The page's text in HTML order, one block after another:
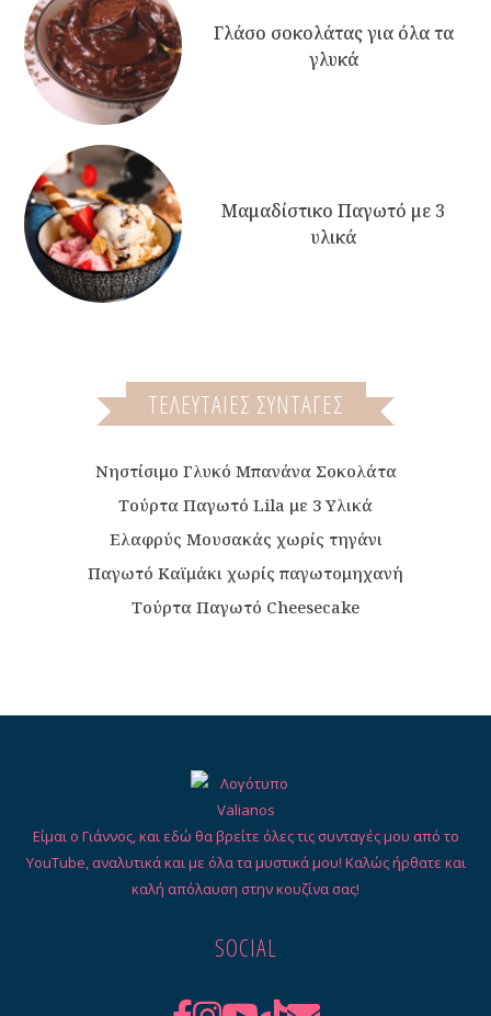
Γλάσο σοκολάτας για όλα τα
γλυκά
Μαμαδίστικο Παγωτό με 3
υλικά
ΤΕΛΕΥΤΑΙΕΣ ΣΥΝΤΑΓΕΣ
Νηστίσιμο Γλυκό Μπανάνα Σοκολάτα
Τούρτα Παγωτό Lila με 3 Υλικά
Ελαφρύς Μουσακάς χωρίς τηγάνι
Παγωτό Καϊμάκι χωρίς παγωτομηχανή
Τούρτα Παγωτό Cheesecake
Είμαι ο Γιάννος, και εδώ θα βρείτε όλες τις συνταγές μου από το
YouTube, αναλυτικά και με όλα τα μυστικά μου! Καλώς ήρθατε και
καλή απόλαυση στην κουζίνα σας!
SOCIAL